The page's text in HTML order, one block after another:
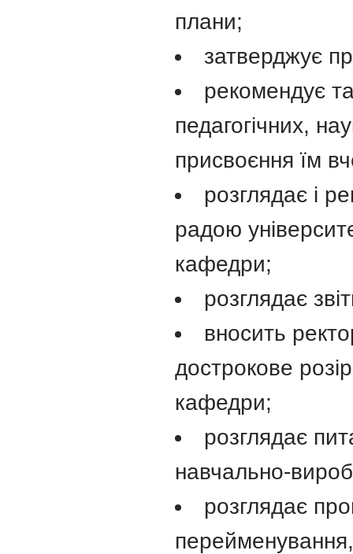
плани;
затверджує
рекомендує
педагогічних,
присвоєння їм
розглядає і
радою
кафедри;
розглядає
вносить
дострокове
кафедри;
розглядає
навчально-
розглядає
перейменування,